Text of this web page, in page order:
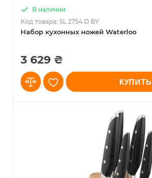
Набор кухонных ножей Waterloo
В наличии
Код товара: SL 2754 D BY
3 629 ₴
КУПИТЬ